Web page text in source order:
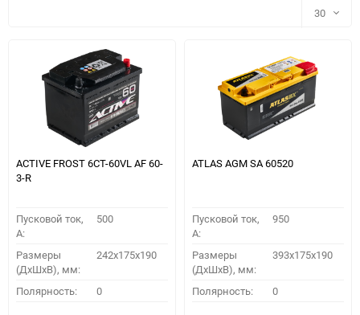
ПОДОБРАТЬ
30
30
60
ACTIVE FROST 6СТ-60VL АF 60-
3-R
Пусковой ток,
A:
500
Размеры
(ДхШхВ), мм:
242x175x190
Полярность: 0
ATLAS AGM SA 60520
Пусковой ток,
A:
950
Размеры
(ДхШхВ), мм:
393x175x190
Полярность: 0